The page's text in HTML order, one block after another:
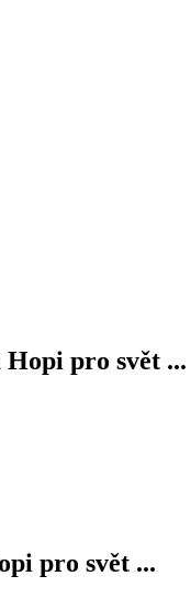
pro svět ...
pro svět ...